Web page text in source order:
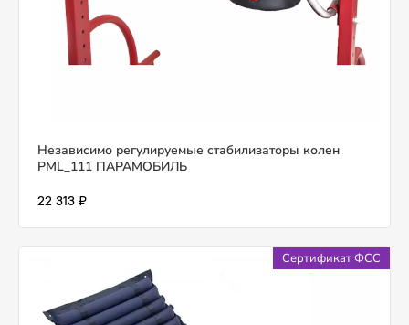
Независимо регулируемые стабилизаторы колен
PML_111 ПАРАМОБИЛЬ
22 313 ₽
Сертификат ФСС